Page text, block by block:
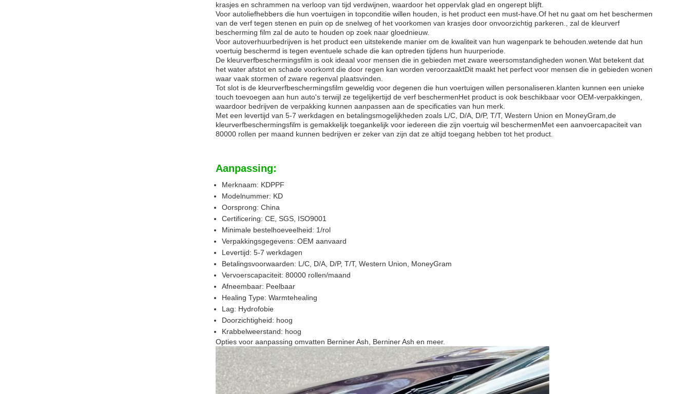
krasjes en schrammen na verloop van tijd verdwijnen, waardoor het oppervlak glad en ongerept blijft.
Voor autoliefhebbers die hun voertuigen in topconditie willen houden, is het product een must-have.Of het nu gaat om het beschermen
van de verf tegen stenen en puin op de snelweg of het voorkomen van krasjes door onvoorzichtig parkeren., zal de kleurverf
bescherming film zal de auto te houden op zoek naar gloednieuw.
Voor autoverhuurbedrijven is het product een uitstekende manier om de kwaliteit van hun wagenpark te behouden.wetende dat hun
voertuig beschermd is tegen eventuele schade die kan optreden tijdens hun huurperiode.
De kleurverfbeschermingsfilm is ook ideaal voor mensen die in gebieden met zware weersomstandigheden wonen.Wat betekent dat
het water afstot en schade voorkomt die door regen kan worden veroorzaaktDit maakt het perfect voor mensen die in gebieden wonen
waar vaak stormen of zware regenval plaatsvinden.
Tot slot is de kleurverfbeschermingsfilm geweldig voor degenen die hun voertuigen willen personaliseren.klanten kunnen een unieke
touch toevoegen aan hun auto's terwijl ze tegelijkertijd de verf beschermenHet product is ook beschikbaar voor OEM-verpakkingen,
waardoor bedrijven de verpakking kunnen aanpassen aan de specificaties van hun merk.
Met een levertijd van 5-7 werkdagen en betalingsmogelijkheden zoals L/C, D/A, D/P, T/T, Western Union en MoneyGram,de
kleurverfbeschermingsfilm is gemakkelijk toegankelijk voor iedereen die zijn voertuig wil beschermenMet een aanvoercapaciteit van
80000 rollen per maand kunnen bedrijven er zeker van zijn dat ze altijd toegang hebben tot het product.
Aanpassing:
Merknaam: KDPPF
Modelnummer: KD
Oorsprong: China
Certificering: CE, SGS, ISO9001
Minimale bestelhoeveelheid: 1/rol
Verpakkingsgegevens: OEM aanvaard
Levertijd: 5-7 werkdagen
Betalingsvoorwaarden: L/C, D/A, D/P, T/T, Western Union, MoneyGram
Vervoerscapaciteit: 80000 rollen/maand
Afneembaar: Peelbaar
Healing Type: Warmtehealing
Lag: Hydrofobie
Doorzichtigheid: hoog
Krabbelweerstand: hoog
Opties voor aanpassing omvatten Berniner Ash, Berniner Ash en meer.